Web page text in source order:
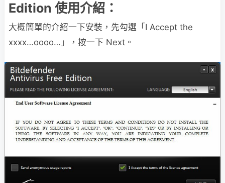
Edition 使用介紹：
大概簡單的介紹一下安裝，先勾選「I Accept the
xxxx…oooo…」，按一下 Next。